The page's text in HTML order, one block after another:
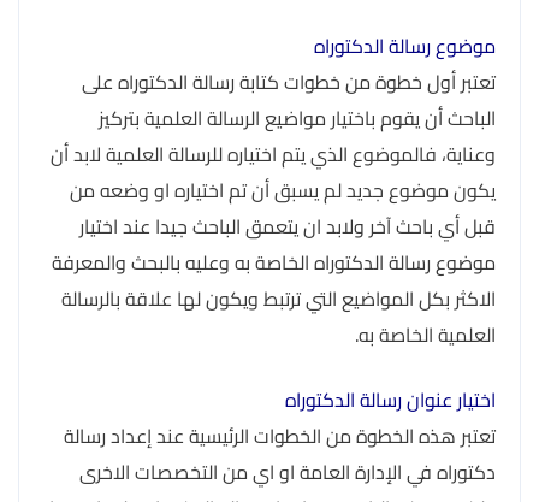
موضوع رسالة الدكتوراه
تعتبر أول خطوة من خطوات كتابة رسالة الدكتوراه على
الباحث أن يقوم باختيار مواضيع الرسالة العلمية بتركيز
وعناية، فالموضوع الذي يتم اختياره للرسالة العلمية لابد أن
يكون موضوع جديد لم يسبق أن تم اختياره او وضعه من
قبل أي باحث آخر ولابد ان يتعمق الباحث جيدا عند اختيار
موضوع رسالة الدكتوراه الخاصة به وعليه بالبحث والمعرفة
الاكثر بكل المواضيع التي ترتبط ويكون لها علاقة بالرسالة
العلمية الخاصة به.
اختيار عنوان رسالة الدكتوراه
تعتبر هذه الخطوة من الخطوات الرئيسية عند إعداد رسالة
دكتوراه في الإدارة العامة او اي من التخصصات الاخرى